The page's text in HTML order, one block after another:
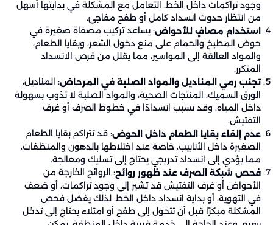
وجود تراكمات داخل الخط. التعامل مع المشكلة في بدايتها أسهل
من انتظار حدوث انسداد كامل أو طفح مفاجئ.
استخدام مصافٍ للأحواض: يساعد تركيب مصفاة صغيرة في
حوض المطبخ والحمام على منع دخول الشعر، وبقايا الطعام،
والمواد العالقة إلى المواسير، مما يقلل من فرص الانسداد
المتكرر.
تجنب رمي المناديل والمواد الصلبة في المرحاض: المناديل،
الورق السميك، المنتجات الصحية، والمواد الصلبة لا تذوب بسهولة
داخل المياه، وقد تسبب انسدادًا في خطوط الصرف أو غرف
التفتيش.
عدم إلقاء بقايا الطعام داخل الحوض: قد تتراكم بقايا الطعام
الصغيرة داخل الأنابيب، خاصة عند اختلاطها بالدهون والمنظفات،
مما يؤدي إلى انسداد تدريجي يحتاج إلى تسليك ومعالجة.
فحص شبكة الصرف عند ظهور روائح: الروائح الخارجة من
الأحواض أو غرف التفتيش قد تشير إلى وجود تراكمات، أو ضعف
في التهوية، أو بداية انسداد داخل الخط. لذلك يفضل فحص
المشكلة مبكرًا قبل أن تتحول إلى طفح أو امتلاء يحتاج إلى تدخل